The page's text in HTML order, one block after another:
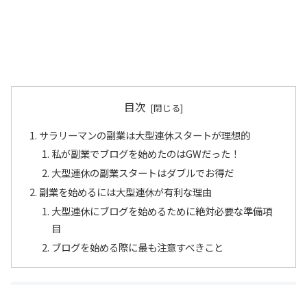
目次
サラリーマンの副業は大型連休スタートが理想的
私が副業でブログを始めたのはGWだった！
大型連休の副業スタートはダブルでお得だ
副業を始めるには大型連休が有利な理由
大型連休にブログを始めるために絶対必要な準備項
目
ブログを始める際に最も注意すべきこと